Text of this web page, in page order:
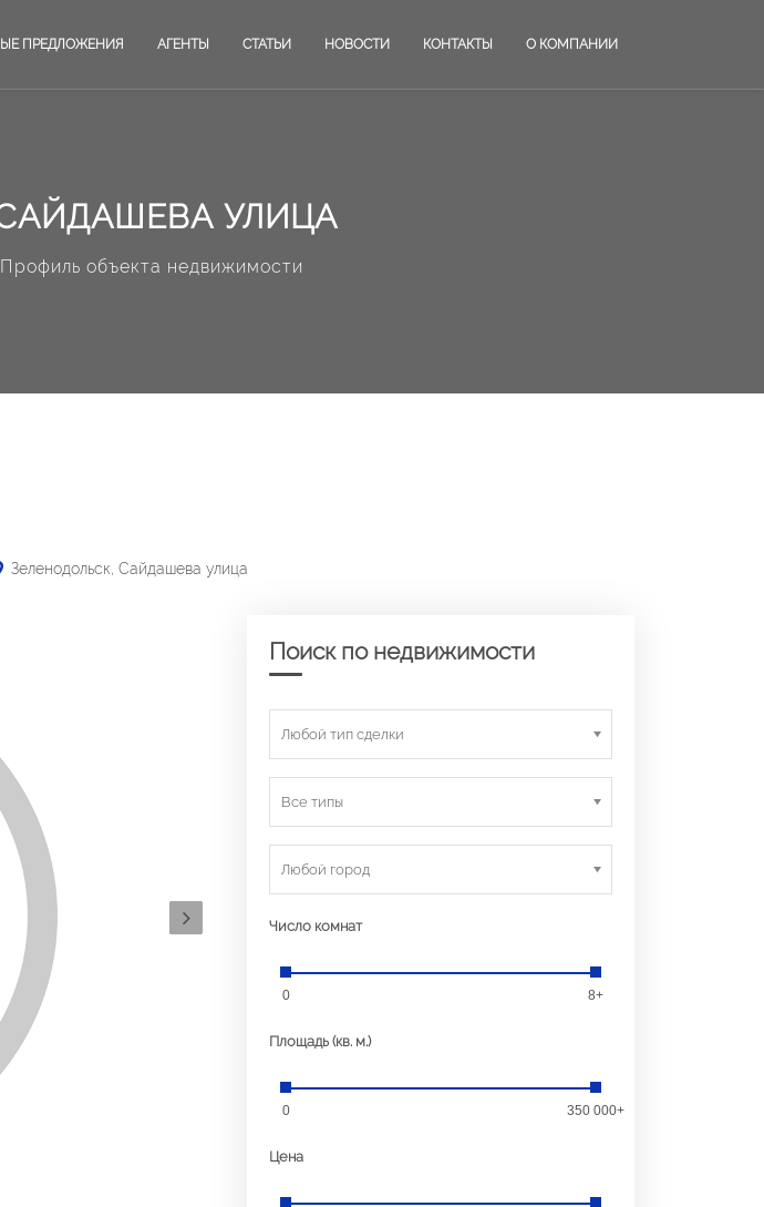
ПРЕДЛОЖЕНИЯ АГЕНТЫ СТАТЬИ НОВОСТИ КОНТАКТЫ О КОМПАНИИ
УЛИЦА
Профиль объекта недвижимости
Зеленодольск, Сайдашева улица
Поиск по недвижимости
Любой тип сделки
Все типы
Любой город
Число комнат
0 8+
Площадь (кв. м.)
0 350 000+
Цена